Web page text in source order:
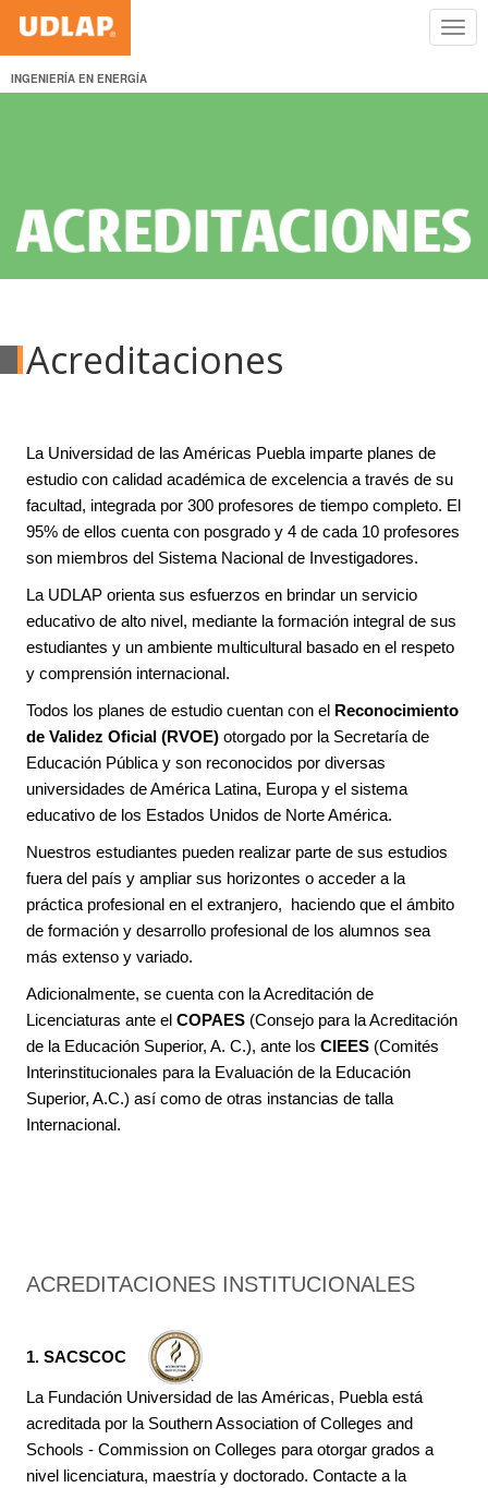
INGENIERÍA EN ENERGÍA
Acreditaciones
La Universidad de las Américas Puebla imparte planes de
estudio con calidad académica de excelencia a través de su
facultad, integrada por 300 profesores de tiempo completo. El
95% de ellos cuenta con posgrado y 4 de cada 10 profesores
son miembros del Sistema Nacional de Investigadores.
La UDLAP orienta sus esfuerzos en brindar un servicio
educativo de alto nivel, mediante la formación integral de sus
estudiantes y un ambiente multicultural basado en el respeto
y comprensión internacional.
Todos los planes de estudio cuentan con el Reconocimiento
de Validez Oficial (RVOE) otorgado por la Secretaría de
Educación Pública y son reconocidos por diversas
universidades de América Latina, Europa y el sistema
educativo de los Estados Unidos de Norte América.
Nuestros estudiantes pueden realizar parte de sus estudios
fuera del país y ampliar sus horizontes o acceder a la
práctica profesional en el extranjero, haciendo que el ámbito
de formación y desarrollo profesional de los alumnos sea
más extenso y variado.
Adicionalmente, se cuenta con la Acreditación de
Licenciaturas ante el COPAES (Consejo para la Acreditación
de la Educación Superior, A. C.), ante los CIEES (Comités
Interinstitucionales para la Evaluación de la Educación
Superior, A.C.) así como de otras instancias de talla
Internacional.
ACREDITACIONES INSTITUCIONALES
1. SACSCOC
La Fundación Universidad de las Américas, Puebla está
acreditada por la Southern Association of Colleges and
Schools - Commission on Colleges para otorgar grados a
nivel licenciatura, maestría y doctorado. Contacte a la